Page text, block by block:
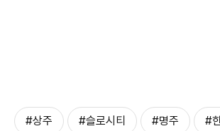
#상주 #슬로시티 #명주 #